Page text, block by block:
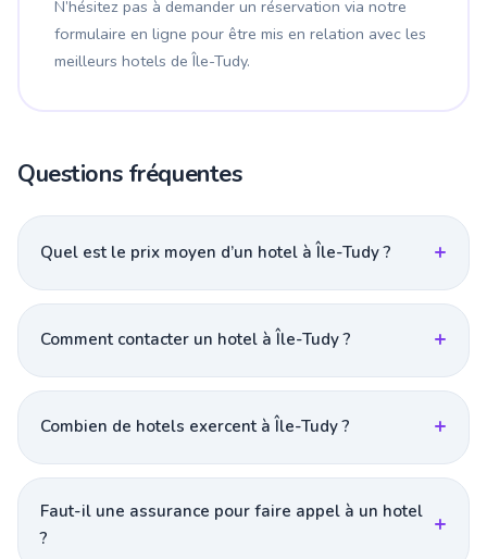
N’hésitez pas à demander un réservation via notre
formulaire en ligne pour être mis en relation avec les
meilleurs hotels de Île-Tudy.
Questions fréquentes
Quel est le prix moyen d’un hotel à Île-Tudy ?
Comment contacter un hotel à Île-Tudy ?
Combien de hotels exercent à Île-Tudy ?
Faut-il une assurance pour faire appel à un hotel
?